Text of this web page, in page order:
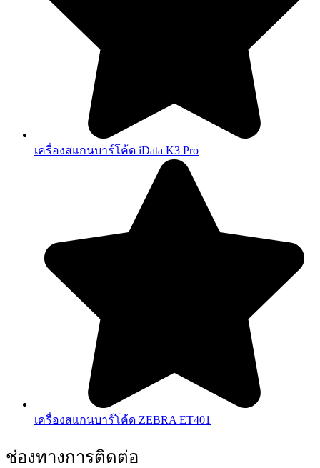
เครื่องสแกนบาร์โค้ด iData K3 Pro
เครื่องสแกนบาร์โค้ด ZEBRA ET401
ช่องทางการติดต่อ